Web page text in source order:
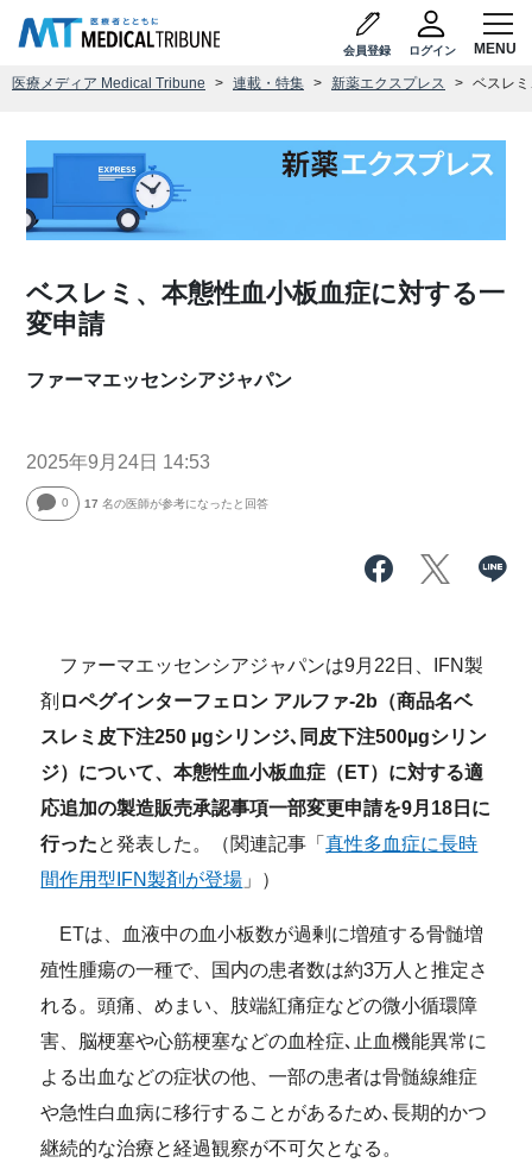
会員登録 ログイン
医療メディア Medical Tribune 連載・特集 新薬エクスプレス ベスレ
ベスレミ、本態性血小板血症に対する一
変申請
ファーマエッセンシアジャパン
2025年9月24日 14:53
0 17 名の医師が参考になったと回答
ファーマエッセンシアジャパンは9月22日、IFN製
剤 ロペグインターフェロン アルファ-2b （商品名ベ
スレミ皮下注250 µgシリンジ､同皮下注500µgシリン
ジ）について、本態性血小板血症（ ET）に対する適
応追加の製造販売承認事項一部変更申請を9月 18 日に
行ったと発表した。（関連記事「真性多血症に長時
間作用型IFN製剤が登場 」）
ETは、血液中の血小板数が過剰に増殖する骨髄増
殖性腫瘍の一種で、国内の患者数は約3万人と推定さ
れる。頭痛、めまい、肢端紅痛症などの微小循環障
害、脳梗塞や心筋梗塞などの血栓症､止血機能異常に
よる出血などの症状の他、一部の患者は骨髄線維症
や急性白血病に移行することがあるため､長期的かつ
継続的な治療と経過観察が不可欠となる。